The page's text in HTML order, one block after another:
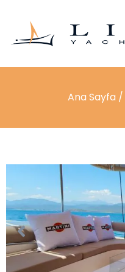
Ana Sayfa /